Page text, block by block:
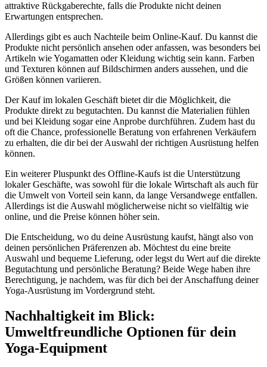
attraktive Rückgaberechte, falls die Produkte nicht deinen
Erwartungen entsprechen.
Allerdings gibt es auch Nachteile beim Online-Kauf. Du kannst die
Produkte nicht persönlich ansehen oder anfassen, was besonders bei
Artikeln wie Yogamatten oder Kleidung wichtig sein kann. Farben
und Texturen können auf Bildschirmen anders aussehen, und die
Größen können variieren.
Der Kauf im lokalen Geschäft bietet dir die Möglichkeit, die
Produkte direkt zu begutachten. Du kannst die Materialien fühlen
und bei Kleidung sogar eine Anprobe durchführen. Zudem hast du
oft die Chance, professionelle Beratung von erfahrenen Verkäufern
zu erhalten, die dir bei der Auswahl der richtigen Ausrüstung helfen
können.
Ein weiterer Pluspunkt des Offline-Kaufs ist die Unterstützung
lokaler Geschäfte, was sowohl für die lokale Wirtschaft als auch für
die Umwelt von Vorteil sein kann, da lange Versandwege entfallen.
Allerdings ist die Auswahl möglicherweise nicht so vielfältig wie
online, und die Preise können höher sein.
Die Entscheidung, wo du deine Ausrüstung kaufst, hängt also von
deinen persönlichen Präferenzen ab. Möchtest du eine breite
Auswahl und bequeme Lieferung, oder legst du Wert auf die direkte
Begutachtung und persönliche Beratung? Beide Wege haben ihre
Berechtigung, je nachdem, was für dich bei der Anschaffung deiner
Yoga-Ausrüstung im Vordergrund steht.
Nachhaltigkeit im Blick:
Umweltfreundliche Optionen für dein
Yoga-Equipment